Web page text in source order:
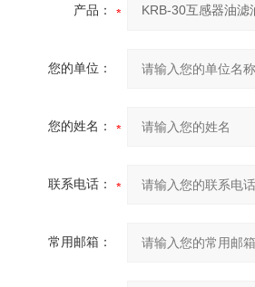
产品：
您的单位：
您的姓名：
联系电话：
常用邮箱：